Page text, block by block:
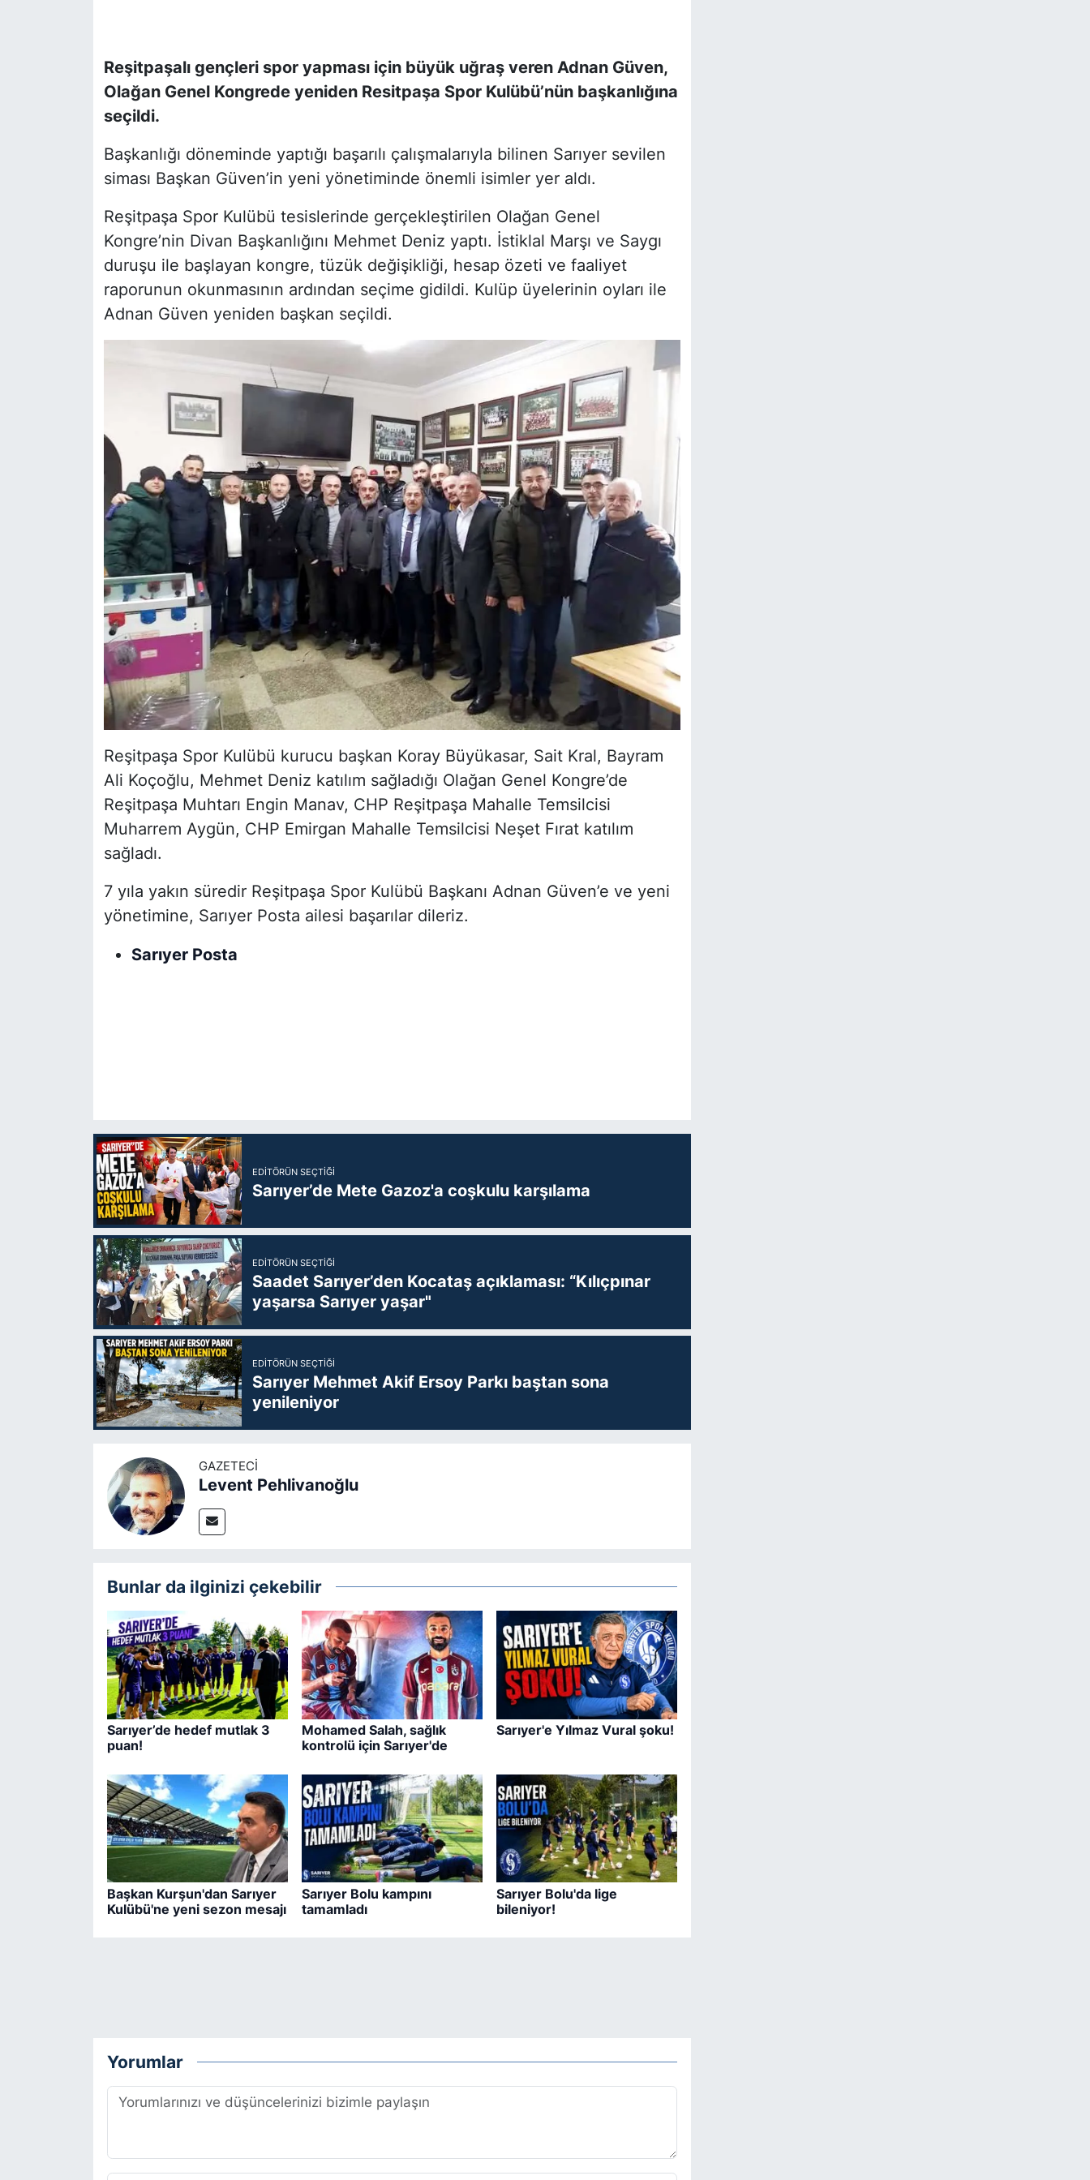
Reşitpaşalı gençleri spor yapması için büyük uğraş veren Adnan Güven,
Olağan Genel Kongrede yeniden Resitpaşa Spor Kulübü’nün başkanlığına
seçildi.
Başkanlığı döneminde yaptığı başarılı çalışmalarıyla bilinen Sarıyer sevilen
siması Başkan Güven’in yeni yönetiminde önemli isimler yer aldı.
Reşitpaşa Spor Kulübü tesislerinde gerçekleştirilen Olağan Genel
Kongre’nin Divan Başkanlığını Mehmet Deniz yaptı. İstiklal Marşı ve Saygı
duruşu ile başlayan kongre, tüzük değişikliği, hesap özeti ve faaliyet
raporunun okunmasının ardından seçime gidildi. Kulüp üyelerinin oyları ile
Adnan Güven yeniden başkan seçildi.
Reşitpaşa Spor Kulübü kurucu başkan Koray Büyükasar, Sait Kral, Bayram
Ali Koçoğlu, Mehmet Deniz katılım sağladığı Olağan Genel Kongre’de
Reşitpaşa Muhtarı Engin Manav, CHP Reşitpaşa Mahalle Temsilcisi
Muharrem Aygün, CHP Emirgan Mahalle Temsilcisi Neşet Fırat katılım
sağladı.
7 yıla yakın süredir Reşitpaşa Spor Kulübü Başkanı Adnan Güven’e ve yeni
yönetimine, Sarıyer Posta ailesi başarılar dileriz.
Sarıyer Posta
EDITÖRÜN SEÇTIĞI
Sarıyer’de Mete Gazoz'a coşkulu karşılama
EDITÖRÜN SEÇTIĞI
Saadet Sarıyer’den Kocataş açıklaması: “Kılıçpınar
yaşarsa Sarıyer yaşar"
EDITÖRÜN SEÇTIĞI
Sarıyer Mehmet Akif Ersoy Parkı baştan sona
yenileniyor
GAZETECI
Levent Pehlivanoğlu
Bunlar da ilginizi çekebilir
Sarıyer’de hedef mutlak 3
puan!
Mohamed Salah, sağlık
kontrolü için Sarıyer'de
Sarıyer'e Yılmaz Vural şoku!
Başkan Kurşun'dan Sarıyer
Kulübü'ne yeni sezon mesajı
Sarıyer Bolu kampını
tamamladı
Sarıyer Bolu'da lige
bileniyor!
Yorumlar
SON DAKİKA HABERİ
TEKNOLOJİ
VİDEO GALERİ